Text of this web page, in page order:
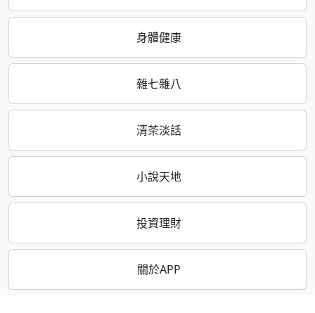
身體健康
雜七雜八
清茶淡話
小說天地
投資理財
關於APP